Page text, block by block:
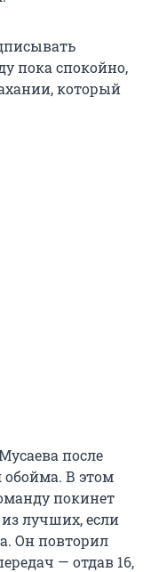
пока спокойно,
который
после
обойма. В этом
покинет
лучших, если
Он повторил
— отдав 16,